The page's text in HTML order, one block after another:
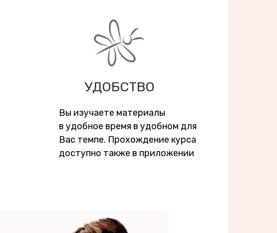
УДОБСТВО
Вы изучаете материалы
в удобное время в удобном для
Вас темпе. Прохождение курса
доступно также в приложении